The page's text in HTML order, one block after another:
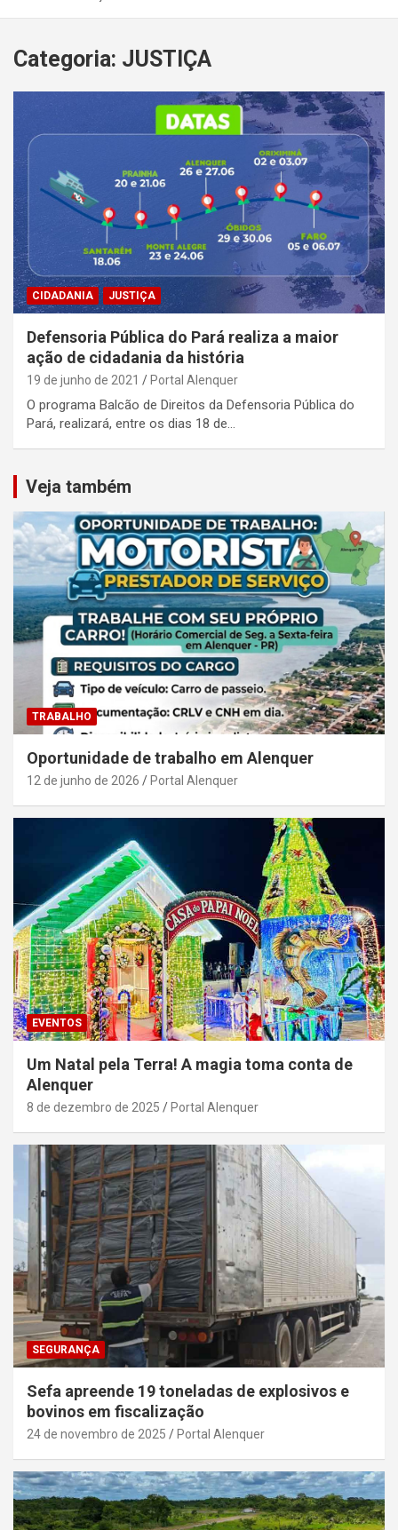
Categoria: JUSTIÇA
CIDADANIA JUSTIÇA
Defensoria Pública do Pará realiza a maior
ação de cidadania da história
19 de junho de 2021 Portal Alenquer
O programa Balcão de Direitos da Defensoria Pública do
Pará, realizará, entre os dias 18 de…
Veja também
TRABALHO
Oportunidade de trabalho em Alenquer
12 de junho de 2026 Portal Alenquer
EVENTOS
Um Natal pela Terra! A magia toma conta de
Alenquer
8 de dezembro de 2025 Portal Alenquer
SEGURANÇA
Sefa apreende 19 toneladas de explosivos e
bovinos em fiscalização
24 de novembro de 2025 Portal Alenquer